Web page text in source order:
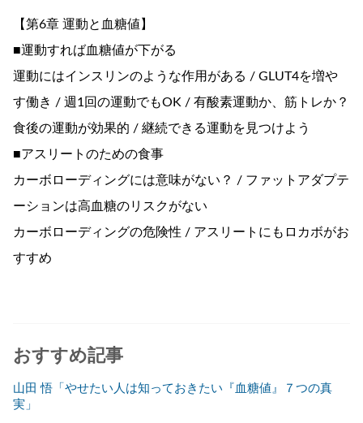
【第6章 運動と血糖値】
■運動すれば血糖値が下がる
運動にはインスリンのような作用がある / GLUT4を増や
す働き / 週1回の運動でもOK / 有酸素運動か、筋トレか？
食後の運動が効果的 / 継続できる運動を見つけよう
■アスリートのための食事
カーボローディングには意味がない？ / ファットアダプテ
ーションは高血糖のリスクがない
カーボローディングの危険性 / アスリートにもロカボがお
すすめ
おすすめ記事
山田 悟「やせたい人は知っておきたい『血糖値』７つの真
実」